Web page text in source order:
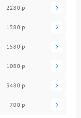
2280 р
1580 р
1580 р
1080 р
3480 р
700 р